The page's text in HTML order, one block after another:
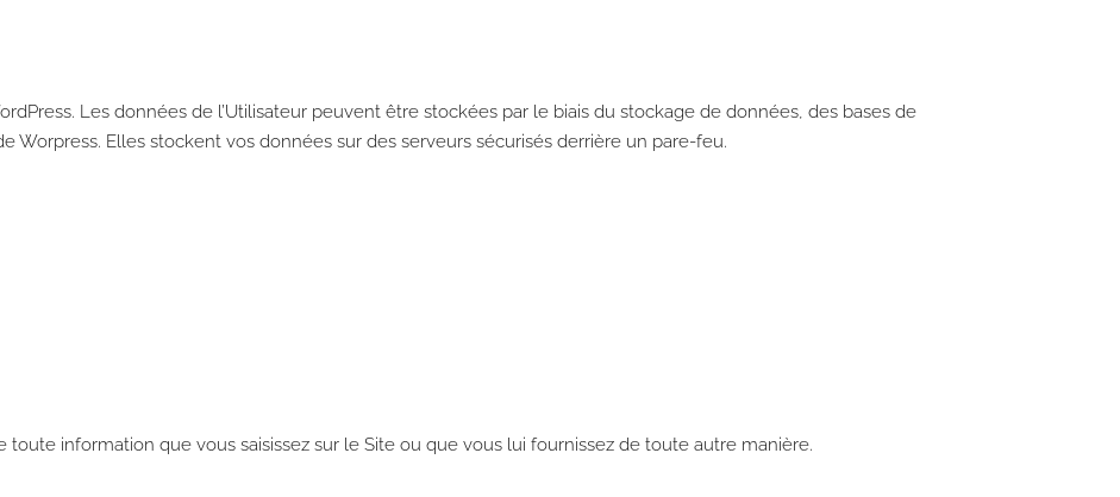
Les données de l’Utilisateur peuvent être stockées par le biais du stockage de données, des bases de
Worpress. Elles stockent vos données sur des serveurs sécurisés derrière un pare-feu.
toute information que vous saisissez sur le Site ou que vous lui fournissez de toute autre manière.